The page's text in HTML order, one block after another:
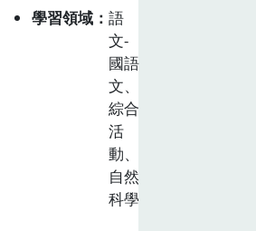
學習領域
語
文-
國語
文、
綜合
活
動、
自然
科學